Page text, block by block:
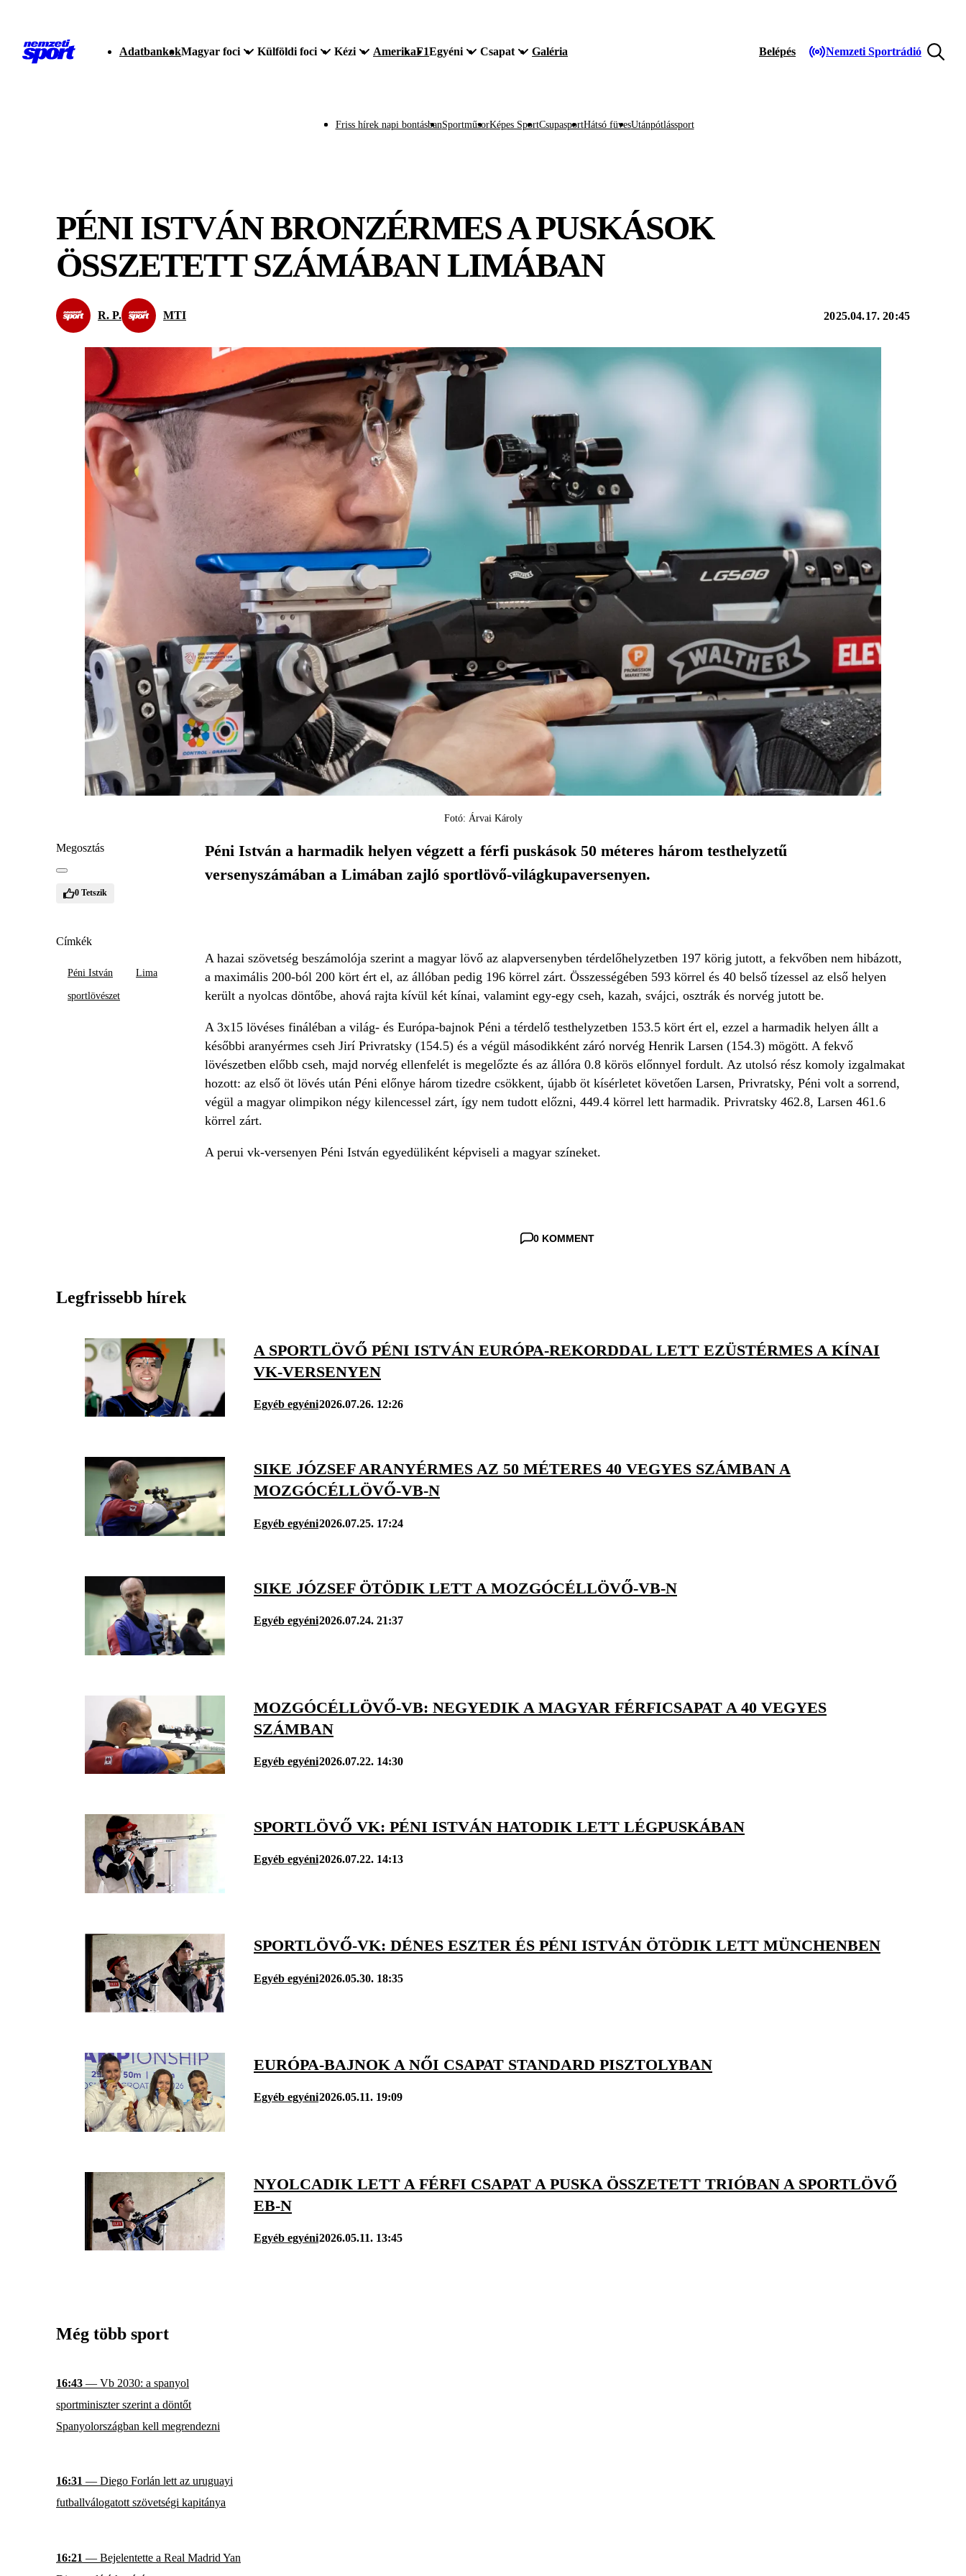
AdatbankokMagyar foci Külföldi foci Kézi AmerikaF1Egyéni Csapat Galéria Belépés Nemzeti Sportrádió
Friss hírek napi bontásbanSportműsorKépes SportCsupasportHátsó füvesUtánpótlássport
PÉNI ISTVÁN BRONZÉRMES A PUSKÁSOK
ÖSSZETETT SZÁMÁBAN LIMÁBAN
R. P. MTI 2025.04.17. 20:45
Fotó: Árvai Károly
Megosztás
0 Tetszik
Címkék
Péni István Lima
sportlövészet
Péni István a harmadik helyen végzett a férfi puskások 50 méteres három testhelyzetű
versenyszámában a Limában zajló sportlövő-világkupaversenyen.
A hazai szövetség beszámolója szerint a magyar lövő az alapversenyben térdelőhelyzetben 197 körig jutott, a fekvőben nem hibázott,
a maximális 200-ból 200 kört ért el, az állóban pedig 196 körrel zárt. Összességében 593 körrel és 40 belső tízessel az első helyen
került a nyolcas döntőbe, ahová rajta kívül két kínai, valamint egy-egy cseh, kazah, svájci, osztrák és norvég jutott be.
A 3x15 lövéses fináléban a világ- és Európa-bajnok Péni a térdelő testhelyzetben 153.5 kört ért el, ezzel a harmadik helyen állt a
későbbi aranyérmes cseh Jirí Privratsky (154.5) és a végül másodikként záró norvég Henrik Larsen (154.3) mögött. A fekvő
lövészetben előbb cseh, majd norvég ellenfelét is megelőzte és az állóra 0.8 körös előnnyel fordult. Az utolsó rész komoly izgalmakat
hozott: az első öt lövés után Péni előnye három tizedre csökkent, újabb öt kísérletet követően Larsen, Privratsky, Péni volt a sorrend,
végül a magyar olimpikon négy kilencessel zárt, így nem tudott előzni, 449.4 körrel lett harmadik. Privratsky 462.8, Larsen 461.6
körrel zárt.
A perui vk-versenyen Péni István egyedüliként képviseli a magyar színeket.
0 KOMMENT
Legfrissebb hírek
A SPORTLÖVŐ PÉNI ISTVÁN EURÓPA-REKORDDAL LETT EZÜSTÉRMES A KÍNAI
VK-VERSENYEN
Egyéb egyéni2026.07.26. 12:26
SIKE JÓZSEF ARANYÉRMES AZ 50 MÉTERES 40 VEGYES SZÁMBAN A
MOZGÓCÉLLÖVŐ-VB-N
Egyéb egyéni2026.07.25. 17:24
SIKE JÓZSEF ÖTÖDIK LETT A MOZGÓCÉLLÖVŐ-VB-N
Egyéb egyéni2026.07.24. 21:37
MOZGÓCÉLLÖVŐ-VB: NEGYEDIK A MAGYAR FÉRFICSAPAT A 40 VEGYES
SZÁMBAN
Egyéb egyéni2026.07.22. 14:30
SPORTLÖVŐ VK: PÉNI ISTVÁN HATODIK LETT LÉGPUSKÁBAN
Egyéb egyéni2026.07.22. 14:13
SPORTLÖVŐ-VK: DÉNES ESZTER ÉS PÉNI ISTVÁN ÖTÖDIK LETT MÜNCHENBEN
Egyéb egyéni2026.05.30. 18:35
EURÓPA-BAJNOK A NŐI CSAPAT STANDARD PISZTOLYBAN
Egyéb egyéni2026.05.11. 19:09
NYOLCADIK LETT A FÉRFI CSAPAT A PUSKA ÖSSZETETT TRIÓBAN A SPORTLÖVŐ
EB-N
Egyéb egyéni2026.05.11. 13:45
Még több sport
16:43 — Vb 2030: a spanyol
sportminiszter szerint a döntőt
Spanyolországban kell megrendezni
16:31 — Diego Forlán lett az uruguayi
futballválogatott szövetségi kapitánya
16:21 — Bejelentette a Real Madrid Yan